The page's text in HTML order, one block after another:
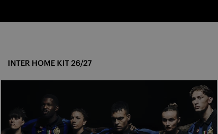
INTER HOME KIT 26/27